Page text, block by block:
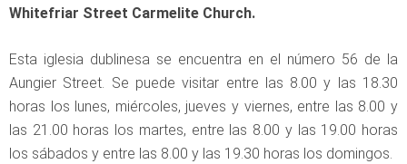
Whitefriar Street Carmelite Church.
Esta iglesia dublinesa se encuentra en el número 56 de la
Aungier Street. Se puede visitar entre las 8.00 y las 18.30
horas los lunes, miércoles, jueves y viernes, entre las 8.00 y
las 21.00 horas los martes, entre las 8.00 y las 19.00 horas
los sábados y entre las 8.00 y las 19.30 horas los domingos.